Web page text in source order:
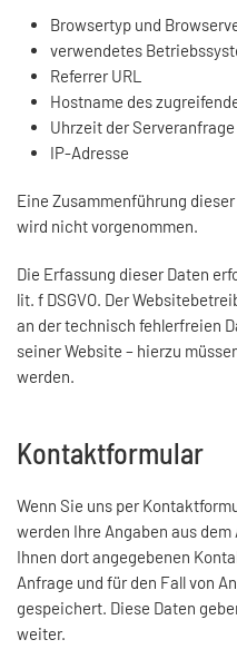
Browsertyp und
verwendetes
Referrer URL
Hostname des
Uhrzeit der Serveranfrage
IP-Adresse
Eine Zusammenführung
wird nicht vorgenommen.
Die Erfassung dieser Daten
lit. f DSGVO. Der
an der technisch fehlerfreien
seiner Website – hierzu
werden.
Kontaktformular
Wenn Sie uns per
werden Ihre Angaben aus
Ihnen dort angegebenen
Anfrage und für den Fall von
gespeichert. Diese Daten
weiter.